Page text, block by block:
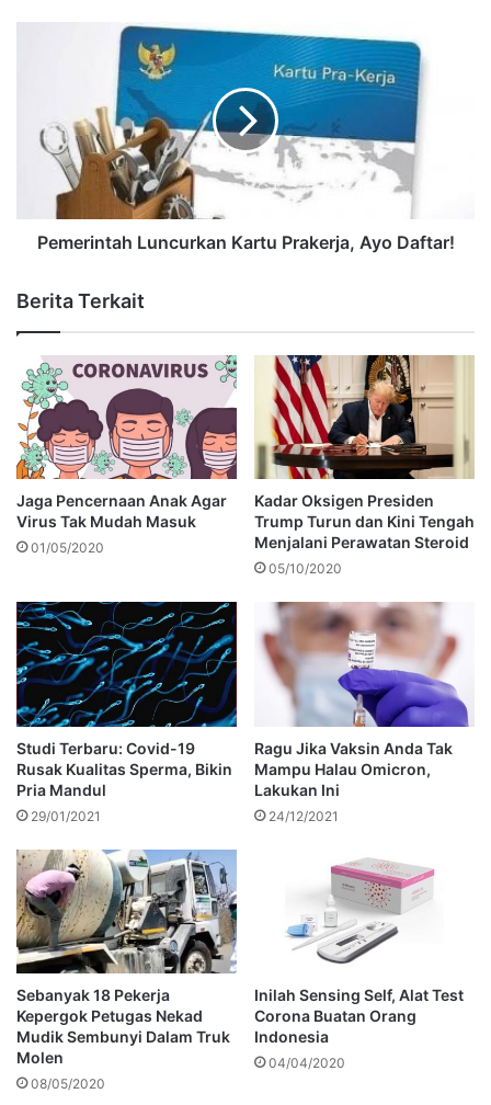
Pemerintah Luncurkan Kartu Prakerja, Ayo Daftar!
Berita Terkait
Jaga Pencernaan Anak Agar
Virus Tak Mudah Masuk
01/05/2020
Kadar Oksigen Presiden
Trump Turun dan Kini Tengah
Menjalani Perawatan Steroid
05/10/2020
Studi Terbaru: Covid-19
Rusak Kualitas Sperma, Bikin
Pria Mandul
29/01/2021
Ragu Jika Vaksin Anda Tak
Mampu Halau Omicron,
Lakukan Ini
24/12/2021
Sebanyak 18 Pekerja
Kepergok Petugas Nekad
Mudik Sembunyi Dalam Truk
Molen
08/05/2020
Inilah Sensing Self, Alat Test
Corona Buatan Orang
Indonesia
04/04/2020